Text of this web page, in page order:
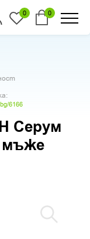
0 0
6166
Серум
мъже